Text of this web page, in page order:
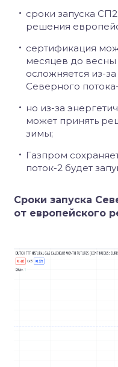
сроки запуска
решения
сертификация
месяцев до весны
осложняется из-
Северного
но из-за
может принять
зимы;
Газпром
поток-2 будет
Сроки запуска
от европейского